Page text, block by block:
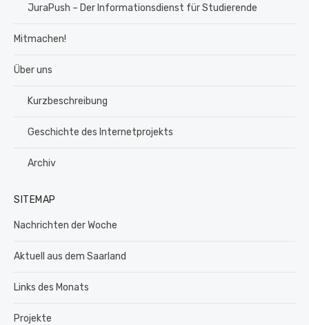
JuraPush – Der Informationsdienst für Studierende
Mitmachen!
Über uns
Kurzbeschreibung
Geschichte des Internetprojekts
Archiv
SITEMAP
Nachrichten der Woche
Aktuell aus dem Saarland
Links des Monats
Projekte